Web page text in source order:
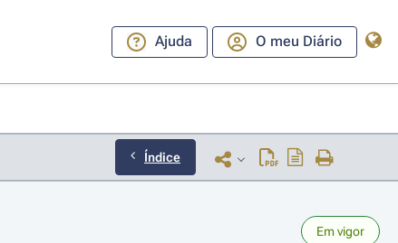
Ajuda O meu Diário
Índice
Em vigor